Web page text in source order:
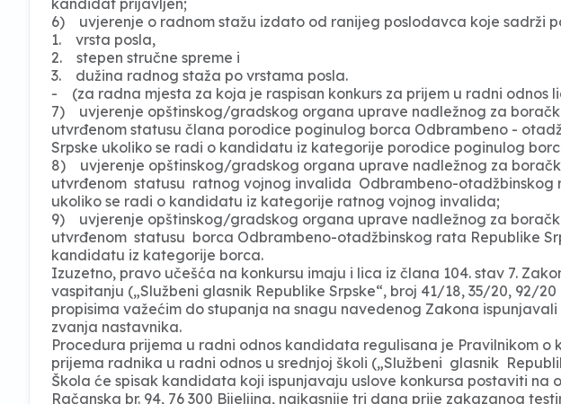
6) uvjerenje o radnom stažu izdato od ranijeg poslodavca koje sadrži
1. vrsta posla,
2. stepen stručne spreme i
3. dužina radnog staža po vrstama posla.
- (za radna mjesta za koja je raspisan konkurs za prijem u radni odnos
7) uvjerenje opštinskog/gradskog organa uprave nadležnog za
utvrđenom statusu člana porodice poginulog borca Odbrambeno -
Srpske ukoliko se radi o kandidatu iz kategorije porodice poginulog
8) uvjerenje opštinskog/gradskog organa uprave nadležnog za
utvrđenom statusu ratnog vojnog invalida Odbrambeno-otadžbinskog
ukoliko se radi o kandidatu iz kategorije ratnog vojnog invalida;
9) uvjerenje opštinskog/gradskog organa uprave nadležnog za
utvrđenom statusu borca Odbrambeno-otadžbinskog rata Republike
kandidatu iz kategorije borca.
Izuzetno, pravo učešća na konkursu imaju i lica iz člana 104. stav 7.
vaspitanju („Službeni glasnik Republike Srpske“, broj 41/18, 35/20, 92/
propisima važećim do stupanja na snagu navedenog Zakona
zvanja nastavnika.
Procedura prijema u radni odnos kandidata regulisana je Pravilnikom o
prijema radnika u radni odnos u srednjoj školi („Službeni glasnik
Škola će spisak kandidata koji ispunjavaju uslove konkursa postaviti na
Račanska br. 94, 76 300 Bijeljina, najkasnije tri dana prije zakazanog